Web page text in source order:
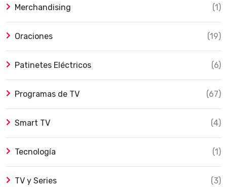
Merchandising (1)
Oraciones (19)
Patinetes Eléctricos (6)
Programas de TV (67)
Smart TV (4)
Tecnología (1)
TV y Series (3)